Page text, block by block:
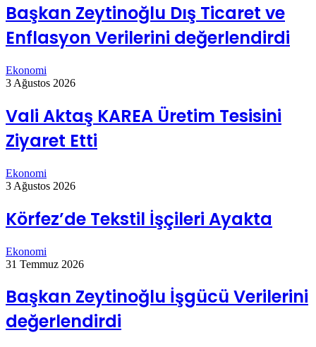
Başkan Zeytinoğlu Dış Ticaret ve
Enflasyon Verilerini değerlendirdi
Ekonomi
3 Ağustos 2026
Vali Aktaş KAREA Üretim Tesisini
Ziyaret Etti
Ekonomi
3 Ağustos 2026
Körfez’de Tekstil İşçileri Ayakta
Ekonomi
31 Temmuz 2026
Başkan Zeytinoğlu İşgücü Verilerini
değerlendirdi